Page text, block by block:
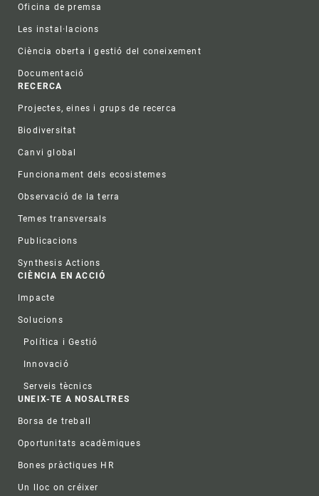
Oficina de premsa
Les instal·lacions
Ciència oberta i gestió del coneixement
Documentació
RECERCA
Projectes, eines i grups de recerca
Biodiversitat
Canvi global
Funcionament dels ecosistemes
Observació de la terra
Temes transversals
Publicacions
Synthesis Actions
CIÈNCIA EN ACCIÓ
Impacte
Solucions
Política i Gestió
Innovació
Serveis tècnics
UNEIX-TE A NOSALTRES
Borsa de treball
Oportunitats acadèmiques
Bones pràctiques HR
Un lloc on créixer